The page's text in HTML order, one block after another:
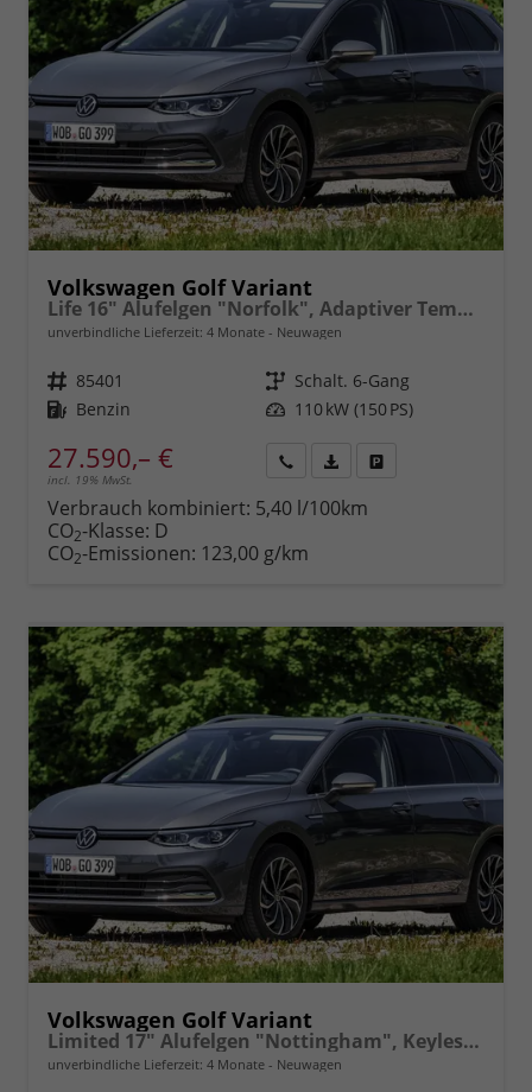
Volkswagen Golf Variant
Life 16" Alufelgen "Norfolk", Adaptiver Tempomat ACC, Sicht-Paket, Digital Cockpit Pro, LED-Scheinwerfer, Radio Composition 10,3" + Wireless App-Connect, Parksensoren vorn und hinten, Climatronic, M-Lederlenkrad, Reserverad, Dachreling uvm.
unverbindliche Lieferzeit: 4 Monate Neuwagen
Fahrzeugnr. 85401 Getriebe Schalt. 6-Gang
Kraftstoff Benzin Leistung 110 kW (150 PS)
27.590,– €
incl. 19% MwSt.
anfordern
Datei,
Verbrauch kombiniert: 5,40 l/100km
CO2-Klasse: D
CO2-Emissionen: 123,00 g/km
Volkswagen Golf Variant
Limited 17" Alufelgen "Nottingham", Keyless-Paket mit elektrischem Kofferraumöffner + Alarm, Adaptiver Tempomat ACC, Sicht-Paket, Digital Cockpit Pro, LED-Scheinwerfer, Radio Composition 10,3" Wireless App-Connect, Parksensoren vorn und hinten, Climatronic, M-
unverbindliche Lieferzeit: 4 Monate Neuwagen